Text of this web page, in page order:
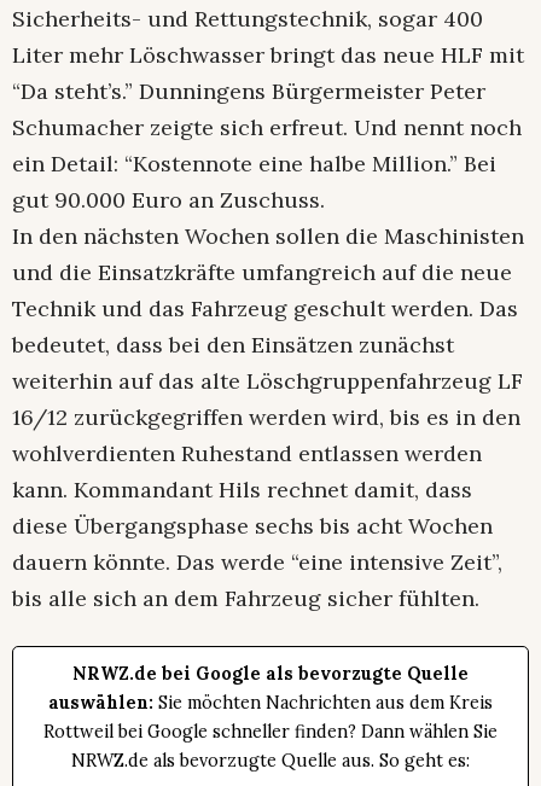
Sicherheits- und Rettungstechnik, sogar 400
Liter mehr Löschwasser bringt das neue HLF mit
“Da steht’s.” Dunningens Bürgermeister Peter
Schumacher zeigte sich erfreut. Und nennt noch
ein Detail: “Kostennote eine halbe Million.” Bei
gut 90.000 Euro an Zuschuss.
In den nächsten Wochen sollen die Maschinisten
und die Einsatzkräfte umfangreich auf die neue
Technik und das Fahrzeug geschult werden. Das
bedeutet, dass bei den Einsätzen zunächst
weiterhin auf das alte Löschgruppenfahrzeug LF
16/12 zurückgegriffen werden wird, bis es in den
wohlverdienten Ruhestand entlassen werden
kann. Kommandant Hils rechnet damit, dass
diese Übergangsphase sechs bis acht Wochen
dauern könnte. Das werde “eine intensive Zeit”,
bis alle sich an dem Fahrzeug sicher fühlten.
NRWZ.de bei Google als bevorzugte Quelle
auswählen: Sie möchten Nachrichten aus dem Kreis
Rottweil bei Google schneller finden? Dann wählen Sie
NRWZ.de als bevorzugte Quelle aus. So geht es: